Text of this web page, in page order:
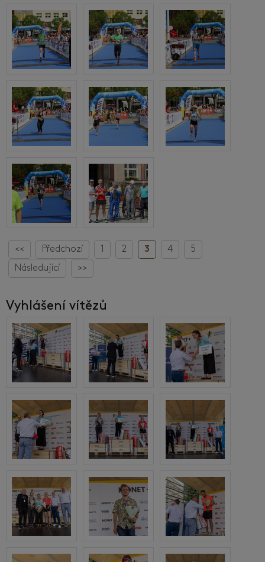
<< Předchozí 1 2 3 4
5
Následující
>>
Vyhlášení vítězů